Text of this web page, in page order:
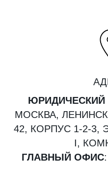
ЮРИДИЧЕСКИЙ
МОСКВА,
42, КОРПУС 1-2-
I,
ГЛАВНЫЙ ОФИС